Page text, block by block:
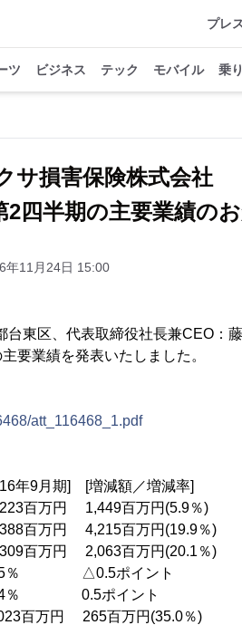
プレ
ツ ビジネス テック モバイル 乗
サ損害保険株式会社
2四半期の主要業績の
年11月24日 15:00
台東区、代表取締役社長兼CEO：
要業績を発表いたしました。
att_116468_1.pdf
] [増減額／増減率]
百万円 1,449百万円(5.9％)
百万円 4,215百万円(19.9％)
百万円 2,063百万円(20.1％)
％ △0.5ポイント
％ 0.5ポイント
万円 265百万円(35.0％)